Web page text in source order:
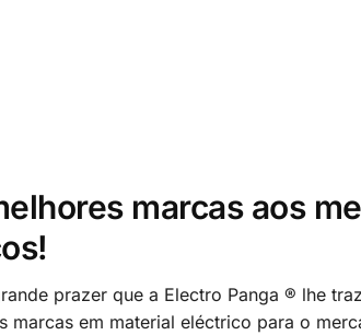
marcas aos
prazer que a Electro Panga ® lhe
marcas em material eléctrico para o